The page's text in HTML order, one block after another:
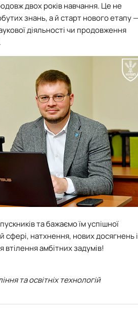
двох років навчання. Це не
знань, а й старт нового етапу
діяльності чи продовження
та бажаємо їм успішної
сфері, натхнення, нових досягнень і
втілення амбітних задумів!
та освітніх технологій